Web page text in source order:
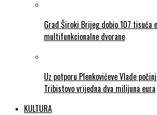
Grad Široki Brijeg dobio 107 tisuća
multifunkcionalne dvorane
Uz potporu Plenkovićeve Vlade
Tribistovo vrijedna dva milijuna eura
KULTURA